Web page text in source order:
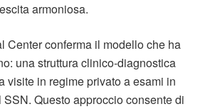
armoniosa.
Center conferma il modello che ha
una struttura clinico-diagnostica
visite in regime privato a esami in
Questo approccio consente di